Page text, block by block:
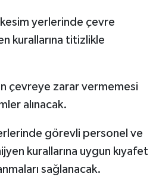
kesim yerlerinde çevre
kurallarına titizlikle
çevreye zarar vermemesi
alınacak.
görevli personel ve
kurallarına uygun kıyafet
sağlanacak.